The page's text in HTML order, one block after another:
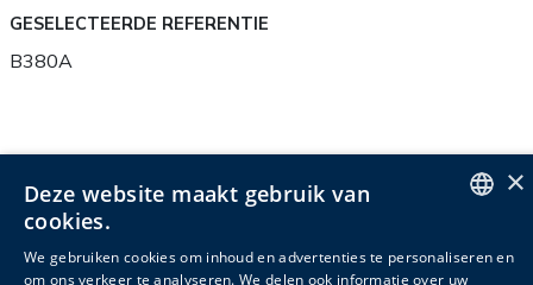
GESELECTEERDE REFERENTIE
B380A
Productinfo Verpakkingsinfo Accessoires
Gerelateerde producten
×
Deze website maakt gebruik van
cookies.
We gebruiken cookies om inhoud en advertenties te personaliseren en
om ons verkeer te analyseren. We delen ook informatie over uw